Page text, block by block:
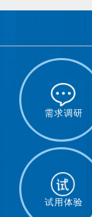
需求调研
试用体验